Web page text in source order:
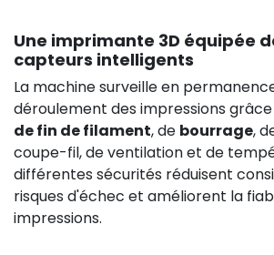
Une imprimante 3D équipée
capteurs intelligents
La machine surveille en
déroulement des impressions grâce
de fin de filament, de bourrage,
coupe-fil, de ventilation et de
différentes sécurités réduisent
risques d'échec et améliorent la
impressions.